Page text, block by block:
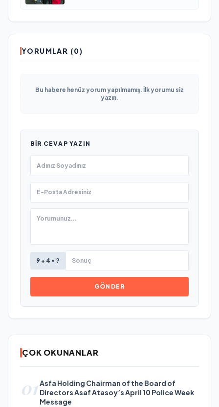
YORUMLAR (0)
Bu habere henüz yorum yapılmamış. İlk yorumu siz
yazın.
BIR CEVAP YAZIN
9 + 4 = ?
GÖNDER
ÇOK OKUNANLAR
01Asfa Holding Chairman of the Board of
Directors Asaf Atasoy’s April 10 Police Week
Message